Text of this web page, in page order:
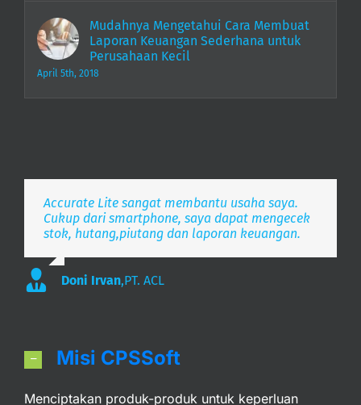
Mudahnya Mengetahui Cara Membuat
Laporan Keuangan Sederhana untuk
Perusahaan Kecil
April 5th, 2018
Accurate Lite sangat membantu usaha saya.
Cukup dari smartphone, saya dapat mengecek
stok, hutang,piutang dan laporan keuangan.
Doni Irvan,PT. ACL
Aplikasi pembukuan Zaman Now, i’m Happy.
Simpel, Mobile Friendly, Realtime.
Misi CPSSoft
Menciptakan produk-produk untuk keperluan